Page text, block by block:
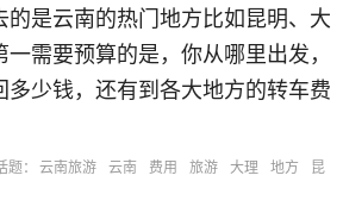
是云南的热门地方比如昆明、大
需要预算的是，你从哪里出发，
少钱，还有到各大地方的转车费
题： 云南旅游 云南 费用 旅游 大理 地方
昆